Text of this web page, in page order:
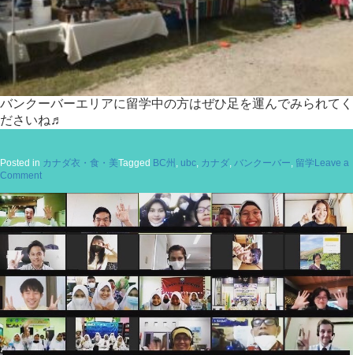
バンクーバーエリアに留学中の方はぜひ足を運んでみられてく
ださいね♬
Posted in カナダ衣・食・美Tagged BC州 , ubc, カナダ, バンクーバー, 留学 Leave a
Commenton
と
言
え
ば！
フ
ァ
マ
ー
ズ
マ
ー